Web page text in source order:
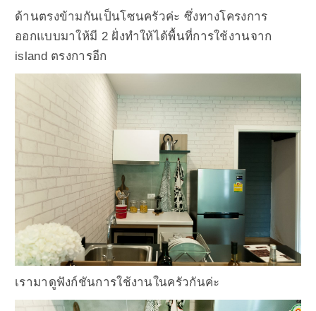
ด้านตรงข้ามกันเป็นโซนครัวค่ะ ซึ่งทางโครงการ
ออกแบบมาให้มี 2 ฝั่งทำให้ได้พื้นที่การใช้งานจาก
island ตรงการอีก
เรามาดูฟังก์ชันการใช้งานในครัวกันค่ะ